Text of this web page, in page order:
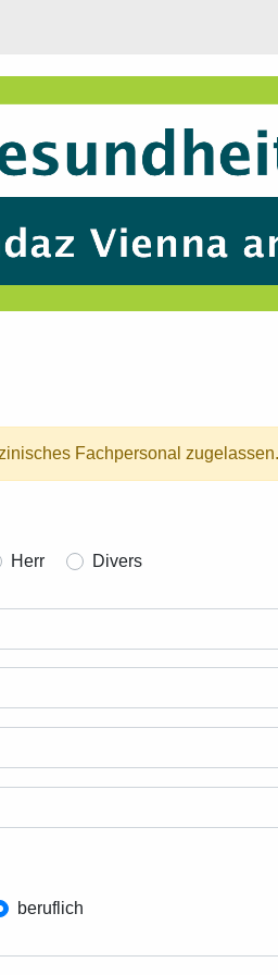
Fachpersonal zugelassen.
Herr Divers
beruflich